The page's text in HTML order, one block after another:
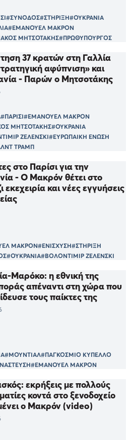
#ΣΥΝΟΔΟΣ#ΣΤΗΡΙΞΗ#ΟΥΚΡΑΝΙΑ
#ΕΜΑΝΟΥΕΛ ΜΑΚΡΟΝ
ΜΗΤΣΟΤΑΚΗΣ#ΠΡΩΘΥΠΟΥΡΓΟΣ
37 κρατών στη Γαλλία
αφύπνιση» και
- Παρών ο Μητσοτάκης
#ΠΑΡΙΣΙ#ΕΜΑΝΟΥΕΛ ΜΑΚΡΟΝ
ΜΗΤΣΟΤΑΚΗΣ#ΟΥΚΡΑΝΙΑ
ΖΕΛΕΝΣΚΙ#ΕΥΡΩΠΑΙΚΗ ΕΝΩΣΗ
ΤΡΑΜΠ
στο Παρίσι για την
- Ο Μακρόν θέτει στο
εκεχειρία και νέες εγγυήσεις
ΜΑΚΡΟΝ#ΕΝΙΣΧΥΣΗ#ΣΤΗΡΙΞΗ
#ΟΥΚΡΑΝΙΑ#ΒΟΛΟΝΤΙΜΙΡ ΖΕΛΕΝΣΚΙ
Μαρόκο: η εθνική της
απέναντι στη χώρα που
τους παίκτες της
#ΜΟΥΝΤΙΑΛ#ΠΑΓΚΟΣΜΙΟ ΚΥΠΕΛΛΟ
#ΕΜΑΝΟΥΕΛ ΜΑΚΡΟΝ
εκρήξεις με πολλούς
κοντά στο ξενοδοχείο
ο Μακρόν (video)